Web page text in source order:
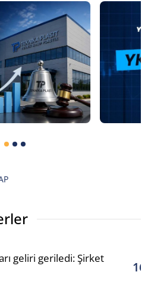
geliri geriledi: Şirket